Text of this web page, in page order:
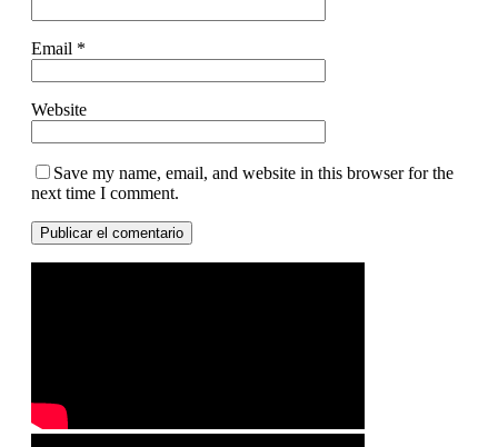
Email *
Website
Save my name, email, and website in this browser for the
next time I comment.